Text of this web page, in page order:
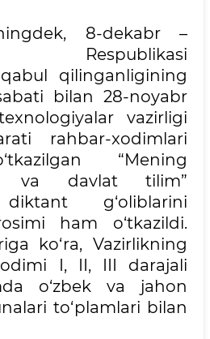
8-dekabr –
Respublikasi
qilinganligining
bilan 28-noyabr
vazirligi
rahbar-xodimlari
“Mening
va davlat tilim”
g‘oliblarini
ham o‘tkazildi.
ko‘ra, Vazirlikning
I, II, III darajali
o‘zbek va jahon
to‘plamlari bilan